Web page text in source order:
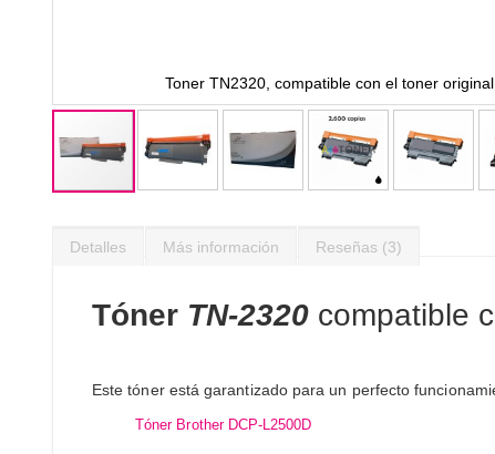
Toner TN2320, compatible con el toner
comienzo
Detalles
Tóner TN-2320 compatible
Este tóner está garantizado para un perfecto
Tóner Brother DCP-L2500D
Más información Reseñas 3